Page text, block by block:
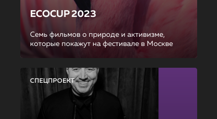
ECOCUP 2023
Семь фильмов о природе и активизме,
которые покажут на фестивале в Москве
СПЕЦПРОЕКТ